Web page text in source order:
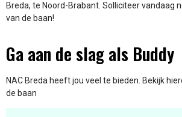
Breda, te Noord-Brabant. Solliciteer vandaag
van de baan!
Ga aan de slag als Buddy
NAC Breda heeft jou veel te bieden. Bekijk
de baan